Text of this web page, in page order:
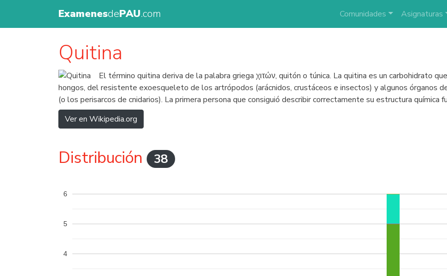
ExamenesdePAU.com Comunidades Asignaturas
Quitina
El término quitina deriva de la palabra griega χιτών, quitón o túnica. La quitina es un carbohidrato
hongos, del resistente exoesqueleto de los artrópodos (arácnidos, crustáceos e insectos) y algunos órganos
(o los perisarcos de cnidarios). La primera persona que consiguió describir correctamente su estructura química
Ver en Wikipedia.org
Distribución 38
4
5
6